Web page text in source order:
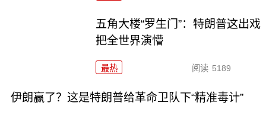
五角大楼“罗生门”：特朗普这出戏
把全世界演懵
最热 阅读 5189
伊朗赢了？这是特朗普给革命卫队下“精准毒计”